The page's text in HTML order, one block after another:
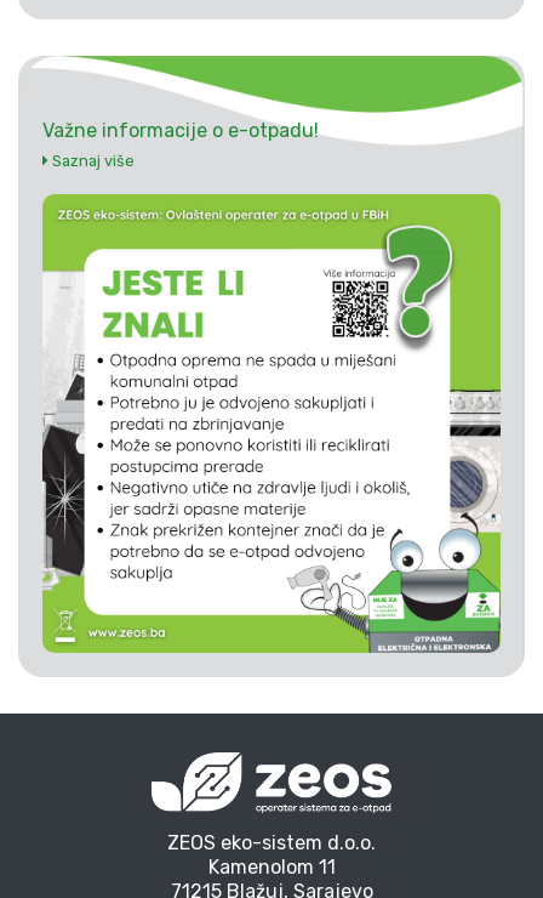
Važne informacije o e-otpadu!
Saznaj više
ZEOS eko-sistem d.o.o.
Kamenolom 11
71215 Blažuj, Sarajevo